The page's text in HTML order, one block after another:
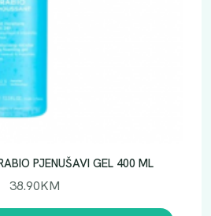
PJENUŠAVI GEL 400 ML
38.90KM